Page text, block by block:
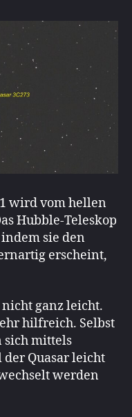
wird vom hellen
Hubble-Teleskop
sie den
erscheint,
nicht ganz leicht.
hilfreich. Selbst
sich mittels
Quasar leicht
werden